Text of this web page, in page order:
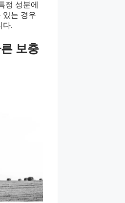
정 성분에
있는 경우
다.
보충